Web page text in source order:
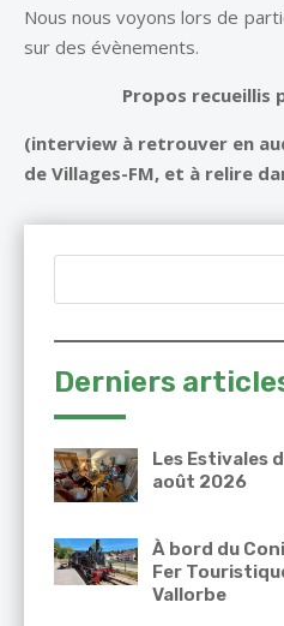
Nous nous voyons lors de
sur des évènements.
Propos recueillis
(interview à retrouver en
de Villages-FM, et à relire
Derniers
Les Estivales
août 2026
À bord du
Fer
Vallorbe